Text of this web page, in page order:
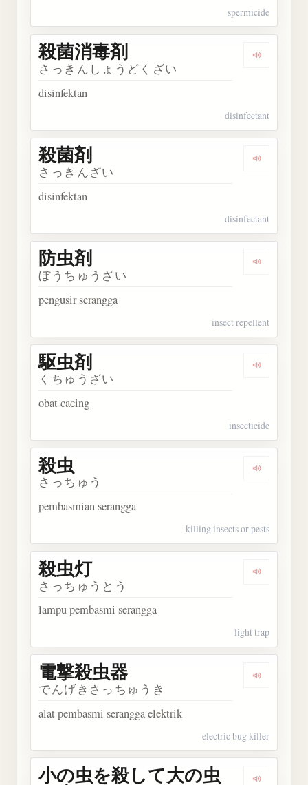
spermicide
殺菌消毒剤
さっきんしょうどくざい
disinfektan
disinfectant
殺菌剤
さっきんざい
disinfektan
disinfectant
防虫剤
ぼうちゅうざい
pengusir serangga
insect repellent
駆虫剤
くちゅうざい
obat cacing
insecticide
殺虫
さっちゅう
pembasmian serangga
killing insects or pests
殺虫灯
さっちゅうとう
lampu pembasmi serangga
light trap
電撃殺虫器
でんげきさっちゅうき
alat pembasmi serangga elektrik
electric bug killer
小の虫を殺して大の虫